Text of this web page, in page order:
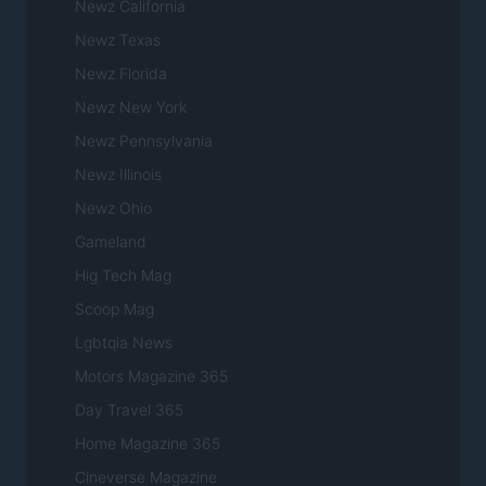
Newz California
Newz Texas
Newz Florida
Newz New York
Newz Pennsylvania
Newz Illinois
Newz Ohio
Gameland
Hig Tech Mag
Scoop Mag
Lgbtqia News
Motors Magazine 365
Day Travel 365
Home Magazine 365
Cineverse Magazine